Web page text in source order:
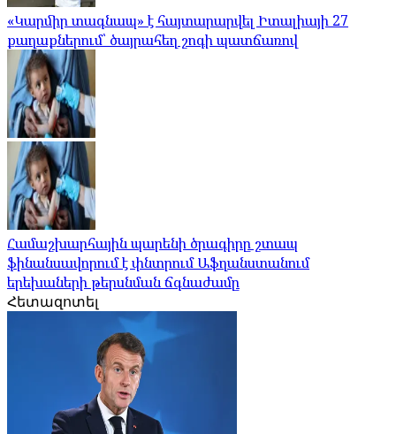
«Կարմիր տագնապ» է հայտարարվել Իտալիայի 27
քաղաքներում՝ ծայրահեղ շոգի պատճառով
Համաշխարհային պարենի ծրագիրը շտապ
ֆինանսավորում է փնտրում Աֆղանստանում
երեխաների թերսնման ճգնաժամը
Հետազոտել